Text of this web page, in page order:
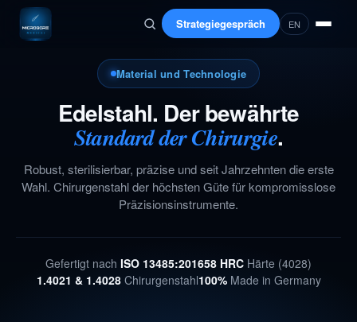
Strategiegespräch EN
Material und Technologie
Edelstahl. Der bewährte
Standard der Chirurgie.
Robust, sterilisierbar, präzise und seit Jahrzehnten die erste
Wahl. Chirurgenstahl der höchsten Güte für kompromisslose
Präzisionsinstrumente.
Gefertigt nach ISO 13485:201658 HRC Härte (4028)
1.4021 & 1.4028Chirurgenstahl100%Made in Germany